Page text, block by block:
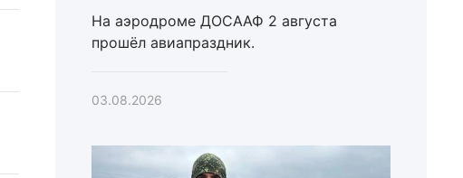
На аэродроме ДОСААФ 2 августа
прошёл авиапраздник.
03.08.2026